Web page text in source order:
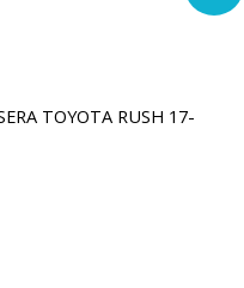
TOYOTA RUSH 17-